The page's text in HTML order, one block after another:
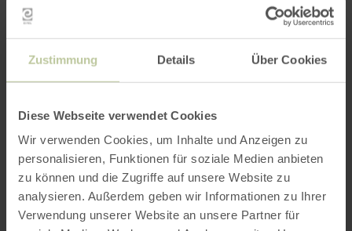
Zustimmung Details Über Cookies
Diese Webseite verwendet Cookies
Wir verwenden Cookies, um Inhalte und Anzeigen zu
personalisieren, Funktionen für soziale Medien anbieten
zu können und die Zugriffe auf unsere Website zu
analysieren. Außerdem geben wir Informationen zu Ihrer
Verwendung unserer Website an unsere Partner für
Contact